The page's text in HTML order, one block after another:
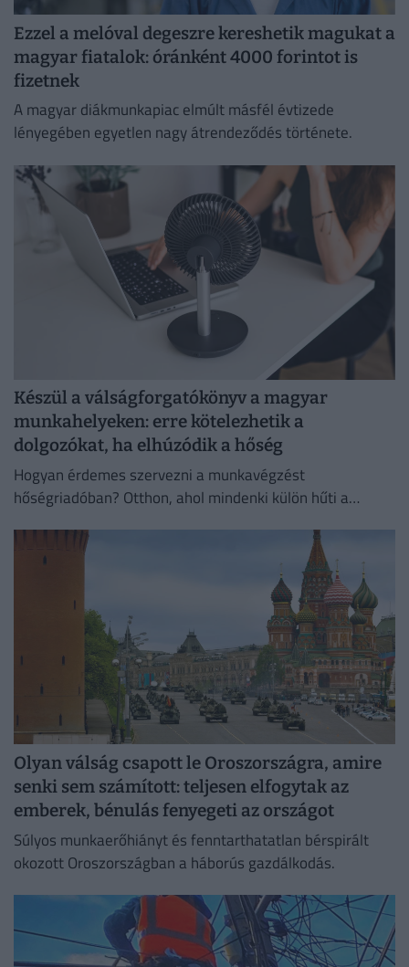
Ezzel a melóval degeszre kereshetik magukat a
magyar fiatalok: óránként 4000 forintot is
fizetnek
A magyar diákmunkapiac elmúlt másfél évtizede
lényegében egyetlen nagy átrendeződés története.
Készül a válságforgatókönyv a magyar
munkahelyeken: erre kötelezhetik a
dolgozókat, ha elhúzódik a hőség
Hogyan érdemes szervezni a munkavégzést
hőségriadóban? Otthon, ahol mindenki külön hűti a
irodaházban, ahol a hűtés központilag működik.
Olyan válság csapott le Oroszországra, amire
senki sem számított: teljesen elfogytak az
emberek, bénulás fenyegeti az országot
Súlyos munkaerőhiányt és fenntarthatatlan bérspirált
okozott Oroszországban a háborús gazdálkodás.